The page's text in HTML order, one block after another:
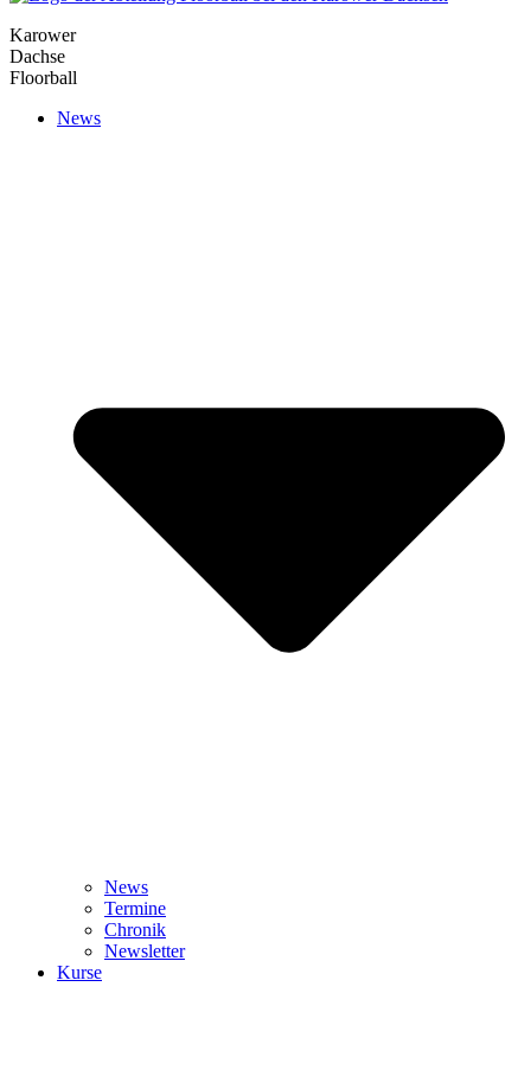
Karower
Dachse
Floorball
News
News
Termine
Chronik
Newsletter
Kurse